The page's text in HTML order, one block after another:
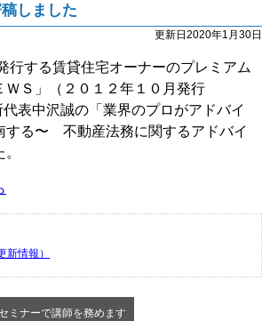
しました
更新日2020年1月30日
行する賃貸住宅オーナーのプレミアム
ＷＳ」（２０１２年１０月発行
表中沢誠の「業界のプロがアドバイ
る〜 不動産法務に関するアドバイ
新情報）
ミナーで講師を務めます